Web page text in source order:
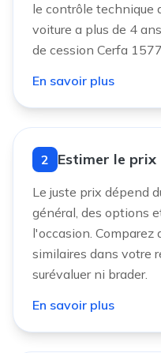
le contrôle technique
voiture a plus de 4
de cession Cerfa
En savoir plus
2 Estimer le prix
Le juste prix dépend
général, des options
l'occasion. Comparez
similaires dans votre
surévaluer ni brader.
En savoir plus